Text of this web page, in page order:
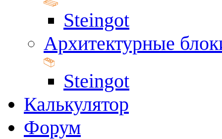
Steingot
Архитектурные
Steingot
Калькулятор
Форум